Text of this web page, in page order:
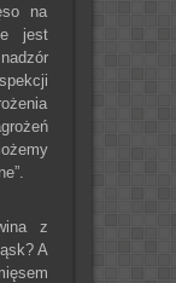
na
jest
z
A